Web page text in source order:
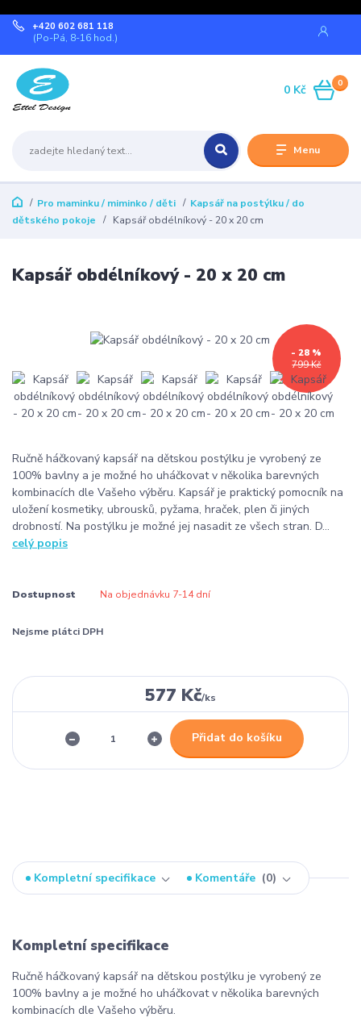
Menu
+420 602 681 118
(Po-Pá, 8-16 hod.)
0
0 Kč
Pro maminku / miminko / děti
Kapsář na postýlku / do
dětského pokoje
Kapsář obdélníkový - 20 x 20 cm
Kapsář obdélníkový - 20 x 20 cm
799 Kč
- 28 %
Ručně háčkovaný kapsář na dětskou postýlku je vyrobený ze
100% bavlny a je možné ho uháčkovat v několika barevných
kombinacích dle Vašeho výběru. Kapsář je praktický pomocník na
uložení kosmetiky, ubrousků, pyžama, hraček, plen či jiných
drobností. Na postýlku je možné jej nasadit ze všech stran. D...
celý popis
Dostupnost Na objednávku 7-14 dní
Nejsme plátci DPH
577 Kč/ks
Přidat do košíku
Kompletní specifikace Komentáře 0
Kompletní specifikace
Ručně háčkovaný kapsář na dětskou postýlku je vyrobený ze
100% bavlny a je možné ho uháčkovat v několika barevných
kombinacích dle Vašeho výběru.